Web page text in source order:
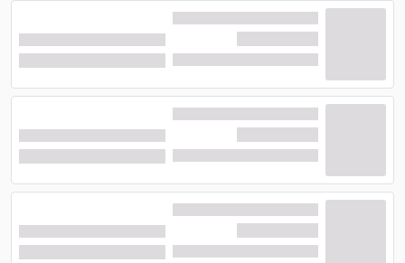
داده است. چشم انداز اتاق‌های این
است. با اقامت در هتل آپارتمان مذکور به بست شیخ طوسی
و صحن جمهوری حرم مطهر، فاصله ی اندکی خواهید
داشت.همین دسترسی خوب به حرم، همراه با قیمت
اقتصادی، امکانات پایه ای قابل قبول و موقعیت مرکزی، هتل
آپارتمان مهر رضا را به یکی از گزینه های پرطرفدار میان
زائرانی تبدیل کرده که
رستوران با منوی انتخابی در هتل